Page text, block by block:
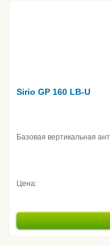
Sirio GP 160 LB-U
Базовая вертикальная
Цена: